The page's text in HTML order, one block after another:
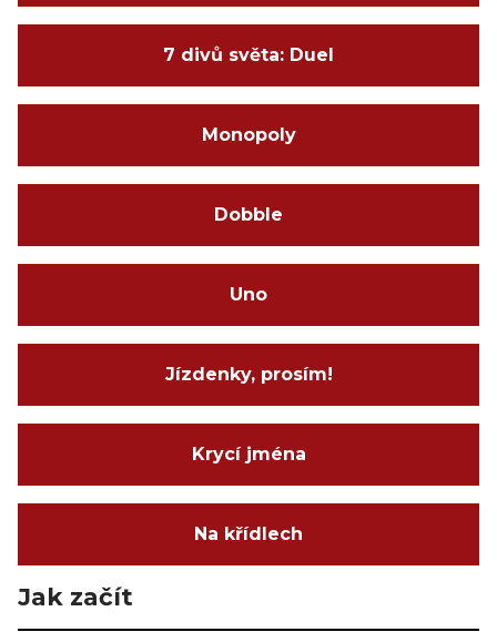
7 divů světa: Duel
Monopoly
Dobble
Uno
Jízdenky, prosím!
Krycí jména
Na křídlech
Jak začít